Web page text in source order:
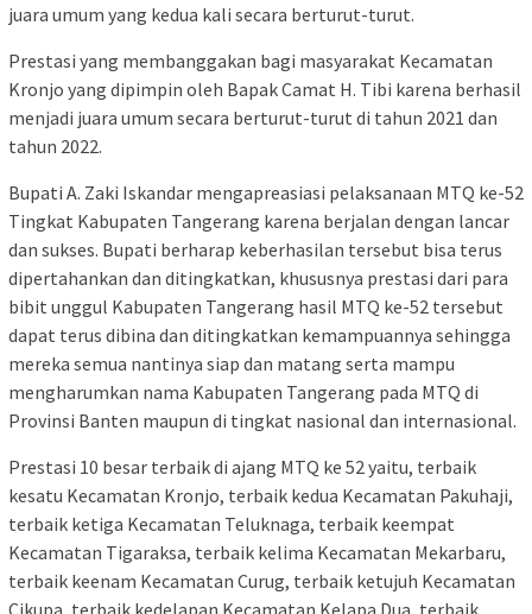
juara umum yang kedua kali secara berturut-turut.
Prestasi yang membanggakan bagi masyarakat Kecamatan
Kronjo yang dipimpin oleh Bapak Camat H. Tibi karena berhasil
menjadi juara umum secara berturut-turut di tahun 2021 dan
tahun 2022.
Bupati A. Zaki Iskandar mengapreasiasi pelaksanaan MTQ ke-52
Tingkat Kabupaten Tangerang karena berjalan dengan lancar
dan sukses. Bupati berharap keberhasilan tersebut bisa terus
dipertahankan dan ditingkatkan, khususnya prestasi dari para
bibit unggul Kabupaten Tangerang hasil MTQ ke-52 tersebut
dapat terus dibina dan ditingkatkan kemampuannya sehingga
mereka semua nantinya siap dan matang serta mampu
mengharumkan nama Kabupaten Tangerang pada MTQ di
Provinsi Banten maupun di tingkat nasional dan internasional.
Prestasi 10 besar terbaik di ajang MTQ ke 52 yaitu, terbaik
kesatu Kecamatan Kronjo, terbaik kedua Kecamatan Pakuhaji,
terbaik ketiga Kecamatan Teluknaga, terbaik keempat
Kecamatan Tigaraksa, terbaik kelima Kecamatan Mekarbaru,
terbaik keenam Kecamatan Curug, terbaik ketujuh Kecamatan